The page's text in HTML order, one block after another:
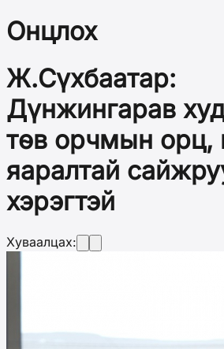
Онцлох
Ж.Сүхбаатар:
Дүнжингарав
төв орчмын орц,
яаралтай
хэрэгтэй
Хуваалцах: